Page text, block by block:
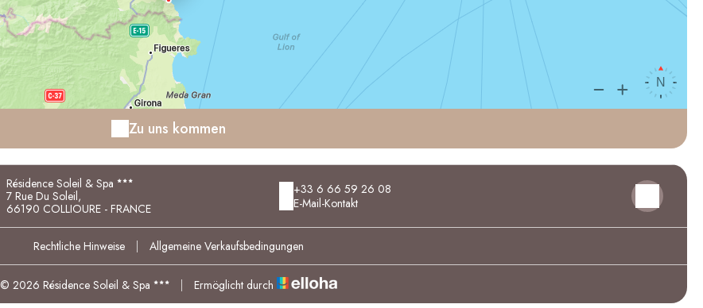
Zu uns kommen
Résidence Soleil & Spa
7 Rue Du Soleil,
66190 COLLIOURE - FRANCE
+33 6 66 59 26 08
E-Mail-Kontakt
Rechtliche Hinweise Allgemeine Verkaufsbedingungen
© 2026 Résidence Soleil & Spa Ermöglicht durch